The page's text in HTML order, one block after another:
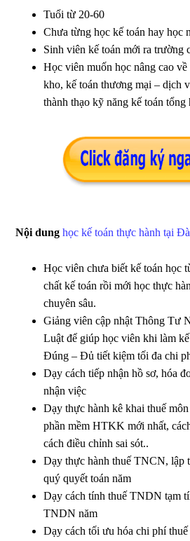
Tuổi từ 20-60
Chưa từng học kế toán hay học
Sinh viên kế toán mới ra trường
Học viên muốn học nâng cao
kho, kế toán thương mại – dịch
thành thạo kỹ năng kế toán tổng
Nội dunghọc kế toán thực hành tại
Học viên chưa biết kế toán học
chất kế toán rồi mới học thực
chuyên sâu.
Giảng viên cập nhật Thông Tư
Luật để giúp học viên khi làm
Đúng – Đủ tiết kiệm tối đa chi
Dạy cách tiếp nhận hồ sơ, hóa
nhận việc
Dạy thực hành kê khai thuế
phần mềm HTKK mới nhất,
cách điều chỉnh sai sót..
Dạy thực hành thuế TNCN, lập
quý quyết toán năm
Dạy cách tính thuế TNDN tạm
TNDN năm
Dạy cách tối ưu hóa chi phí thuế